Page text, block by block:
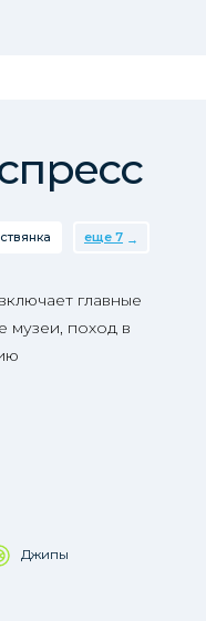
еще 7
главные
музеи, поход в
Джипы